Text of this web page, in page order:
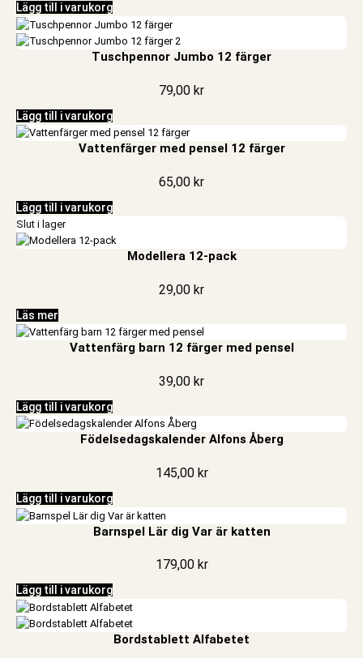
Lägg till i varukorg
Tuschpennor Jumbo 12 färger
79,00 kr
Lägg till i varukorg
Vattenfärger med pensel 12 färger
65,00 kr
Lägg till i varukorg
Slut i lager
Modellera 12-pack
29,00 kr
Läs mer
Vattenfärg barn 12 färger med pensel
39,00 kr
Lägg till i varukorg
Födelsedagskalender Alfons Åberg
145,00 kr
Lägg till i varukorg
Barnspel Lär dig Var är katten
179,00 kr
Lägg till i varukorg
Bordstablett Alfabetet